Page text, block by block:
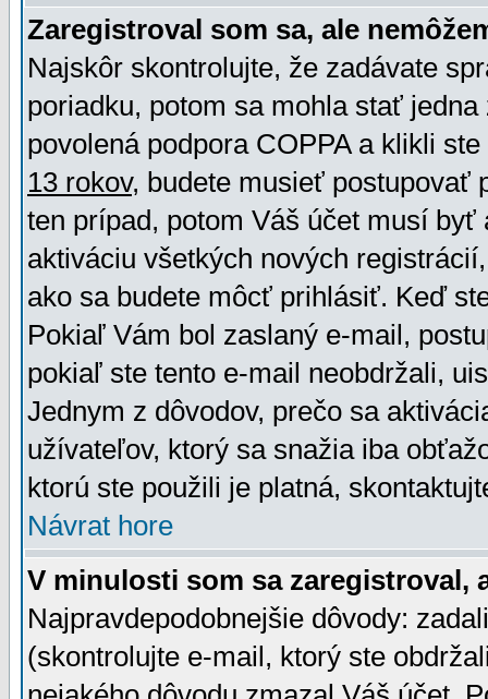
Zaregistroval som sa, ale
Najskôr skontrolujte, že zadávate
poriadku, potom sa mohla stať
povolená podpora COPPA a klikli
13 rokov, budete musieť postupovať
ten prípad, potom Váš účet musí
aktiváciu všetkých nových
ako sa budete môcť prihlásiť. Keď
Pokiaľ Vám bol zaslaný e-mail,
pokiaľ ste tento e-mail neobdržali,
Jednym z dôvodov, prečo sa
užívateľov, ktorý sa snažia iba
ktorú ste použili je platná,
Návrat hore
V minulosti som sa zaregistroval,
Najpravdepodobnejšie dôvody:
(skontrolujte e-mail, ktorý ste